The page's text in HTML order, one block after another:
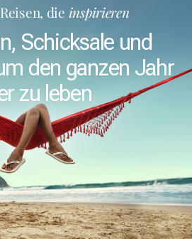
die inspirieren
Schicksale und
den ganzen Jahr
zu leben